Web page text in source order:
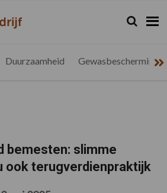
Zoeken...
Zoek
Duurzaamheid Gewasbescherming
bemesten: slimme
ook terugverdienpraktijk